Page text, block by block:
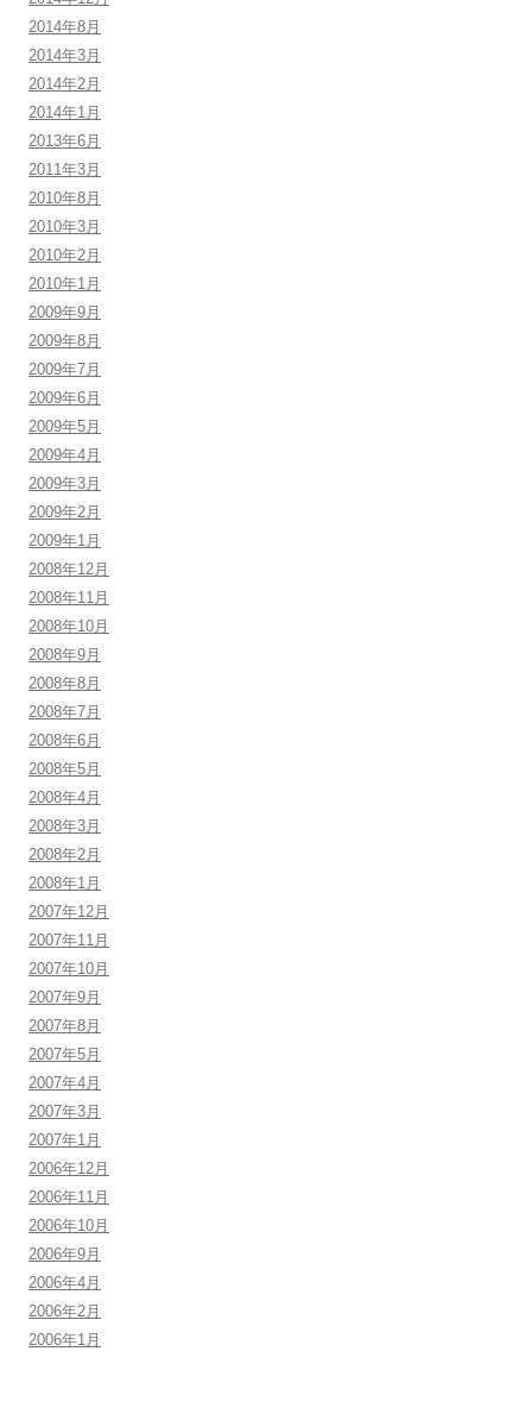
2014年8月
2014年3月
2014年2月
2014年1月
2013年6月
2011年3月
2010年8月
2010年3月
2010年2月
2010年1月
2009年9月
2009年8月
2009年7月
2009年6月
2009年5月
2009年4月
2009年3月
2009年2月
2009年1月
2008年12月
2008年11月
2008年10月
2008年9月
2008年8月
2008年7月
2008年6月
2008年5月
2008年4月
2008年3月
2008年2月
2008年1月
2007年12月
2007年11月
2007年10月
2007年9月
2007年8月
2007年5月
2007年4月
2007年3月
2007年1月
2006年12月
2006年11月
2006年10月
2006年9月
2006年4月
2006年2月
2006年1月